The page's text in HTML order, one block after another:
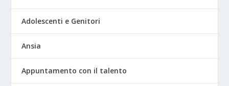
Adolescenti e Genitori
Ansia
Appuntamento con il talento